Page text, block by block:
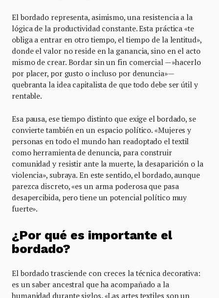
El bordado representa, asimismo, una resistencia a la
lógica de la productividad constante. Esta práctica «te
obliga a entrar en otro tiempo, el tiempo de la lentitud»,
donde el valor no reside en la ganancia, sino en el acto
mismo de crear. Bordar sin un fin comercial —»hacerlo
por placer, por gusto o incluso por denuncia»—
quebranta la idea capitalista de que todo debe ser útil y
rentable.
Esa pausa, ese tiempo distinto que exige el bordado, se
convierte también en un espacio político. «Mujeres y
personas en todo el mundo han readoptado el textil
como herramienta de denuncia, para construir
comunidad y resistir ante la muerte, la desaparición o la
violencia», subraya. En este sentido, el bordado, aunque
parezca discreto, «es un arma poderosa que pasa
desapercibida, pero tiene un potencial político muy
fuerte».
¿Por qué es importante el
bordado?
El bordado trasciende con creces la técnica decorativa:
es un saber ancestral que ha acompañado a la
humanidad durante siglos. «Las artes textiles son un